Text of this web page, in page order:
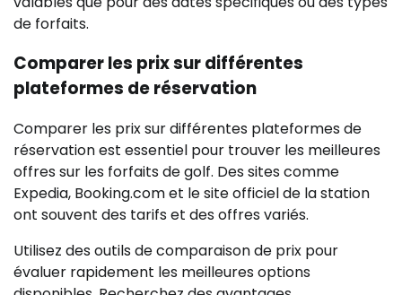
de forfaits.
Comparer les prix sur différentes
plateformes de réservation
Comparer les prix sur différentes plateformes de
réservation est essentiel pour trouver les meilleures
offres sur les forfaits de golf. Des sites comme
Expedia, Booking.com et le site officiel de la station
ont souvent des tarifs et des offres variés.
Utilisez des outils de comparaison de prix pour
évaluer rapidement les meilleures options